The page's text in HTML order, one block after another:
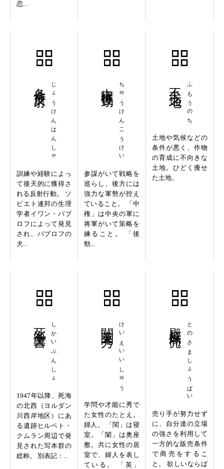
恋...
じょうけんはんしゃ
訓練や経験によっ
て後天的に獲得さ
れる反射行動。 ソ
ビエト連邦の生理
学者イワン・パブ
ロフによって発見
され、パブロフの
犬...
ちゅうけんこうけい
参謀がいて戦略を
巡らし、後方には
強力な軍勢が控え
ていること。 「中
権」は中央の軍に
将軍がいて策略を
練ること。 「後
勁...
ふもうのち
土地や気候などの
条件が悪く、作物
の育成に不向きな
土地。ひどく痩せ
た土地。
しかいぶんしょ
1947年以降、死海
の北西（ヨルダン
川西岸地区）にあ
る遺跡ヒルベト・
クムラン周辺で発
見された写本群の
総称。 別表記：...
けいえいいしゅう
学問や才能に秀で
た女性のたとえ。
婦人。 「閨」は寝
室。「闈」は奥座
敷。共に女性の居
室で、婦人を表し
ている。 「英」
とのさましょうばい
売り手が努力せず
に、自分達の立場
の強さを利用して
一方的な販売条件
で商売をするこ
と。 欲しいならば